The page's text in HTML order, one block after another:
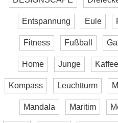
Entspannung Eule
Fitness Fußball
Home Junge Kaffee
Kompass Leuchtturm
Mandala Maritim